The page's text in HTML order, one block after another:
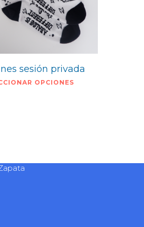
sesión privada
OPCIONES